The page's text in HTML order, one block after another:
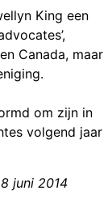
King een
Canada, maar
om zijn in
volgend jaar
juni 2014